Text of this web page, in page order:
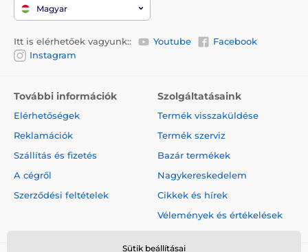
Magyar
Itt is elérhetőek vagyunk:: Youtube
Facebook
Instagram
További információk
Elérhetőségek
Reklamációk
Szállítás és fizetés
A cégről
Szerződési feltételek
Szolgáltatásaink
Termék visszaküldése
Termék szerviz
Bazár termékek
Nagykereskedelem
Cikkek és hírek
Vélemények és értékelések
Sütik beállításai